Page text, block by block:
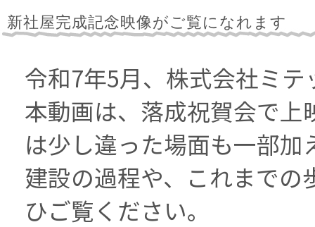
新社屋完成記念映像がご覧になれます
令和7年5月、株式会社ミ
本動画は、落成祝賀会で
は少し違った場面も一部
建設の過程や、これまでの
ひご覧ください。